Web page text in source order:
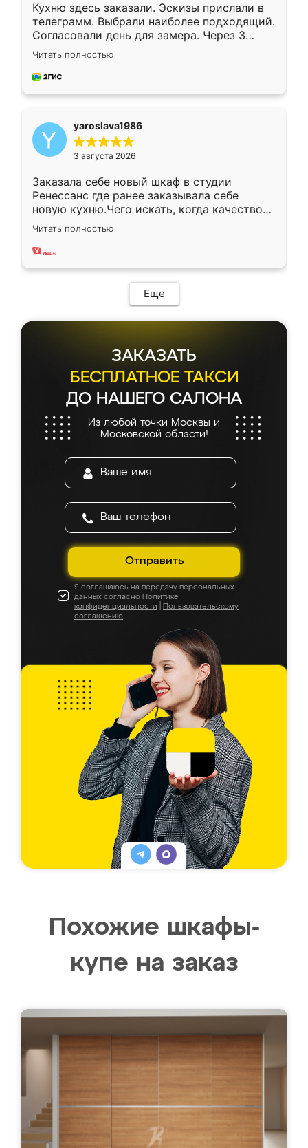
Кухню здесь заказали. Эскизы прислали в
телеграмм. Выбрали наиболее подходящий.
Согласовали день для замера. Через 3
недели кухня была уже готова. Остались
довольны работой. Спасибо Ренессанс
мебель за качественную работу!
Читать полностью
yaroslava1986
3 августа 2026
Заказала себе новый шкаф в студии
Ренессанс где ранее заказывала себе
новую кухню.Чего искать, когда качеством
вполне довольна. Служит кухня уже почти
два года, нареканий нет.
Читать полностью
Еще
ЗАКАЗАТЬ
БЕСПЛАТНОЕ ТАКСИ
ДО НАШЕГО САЛОНА
Из любой точки Москвы и
Московской области!
Отправить
Я соглашаюсь на передачу персональных
данных согласно Политике
конфиденциальности
Пользовательскому
соглашению
Похожие шкафы-
купе на заказ